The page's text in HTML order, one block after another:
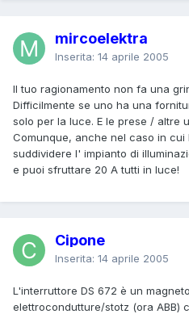
mircoelektra
Inserita: 14 aprile 2005
Il tuo ragionamento non fa una
Difficilmente se uno ha una
solo per la luce. E le prese / altre
Comunque, anche nel caso in
suddividere l' impianto di
e puoi sfruttare 20 A tutti in luce!
Cipone
Inserita: 14 aprile 2005
L'interruttore DS 672 è un
elettrocondutture/stotz (ora ABB)